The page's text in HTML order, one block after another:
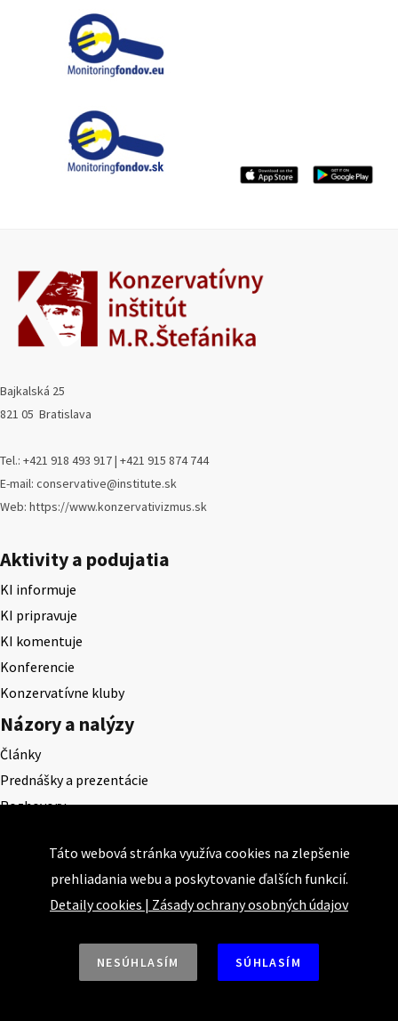
Bajkalská 25
821 05 Bratislava
Tel.: +421 918 493 917 | +421 915 874 744
E-mail: conservative@institute.sk
Web: https://www.konzervativizmus.sk
Aktivity a podujatia
KI informuje
KI pripravuje
KI komentuje
Konferencie
Konzervatívne kluby
Názory a nalýzy
Články
Prednášky a prezentácie
Rozhovory
Publikácie
Publikácie
Konzervatívne listy
Konzervatívne pohľady
Táto webová stránka využíva cookies na zlepšenie
prehliadania webu a poskytovanie ďalších funkcií.
Detaily cookies | Zásady ochrany osobných údajov
NESÚHLASÍM SÚHLASÍM